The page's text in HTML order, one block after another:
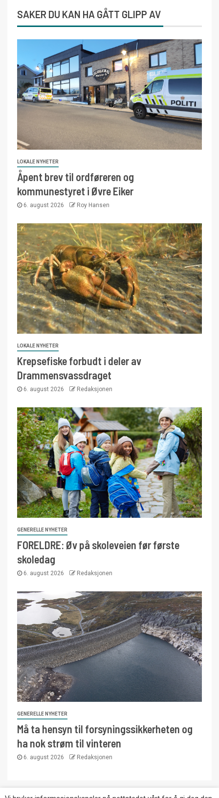
SAKER DU KAN HA GÅTT GLIPP AV
LOKALE NYHETER
Åpent brev til ordføreren og
kommunestyret i Øvre Eiker
6. august 2026 Roy Hansen
LOKALE NYHETER
Krepsefiske forbudt i deler av
Drammensvassdraget
6. august 2026 Redaksjonen
GENERELLE NYHETER
FORELDRE: Øv på skoleveien før første
skoledag
6. august 2026 Redaksjonen
GENERELLE NYHETER
Må ta hensyn til forsyningssikkerheten og
ha nok strøm til vinteren
6. august 2026 Redaksjonen